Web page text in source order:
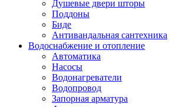
Душевые двери шторы
Поддоны
Биде
Антивандальная сантехника
Водоснабжение и отопление
Автоматика
Насосы
Водонагреватели
Водопровод
Запорная арматура